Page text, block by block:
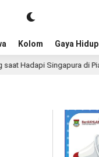
Kolom Gaya Hidup
di Piala AFF 2026